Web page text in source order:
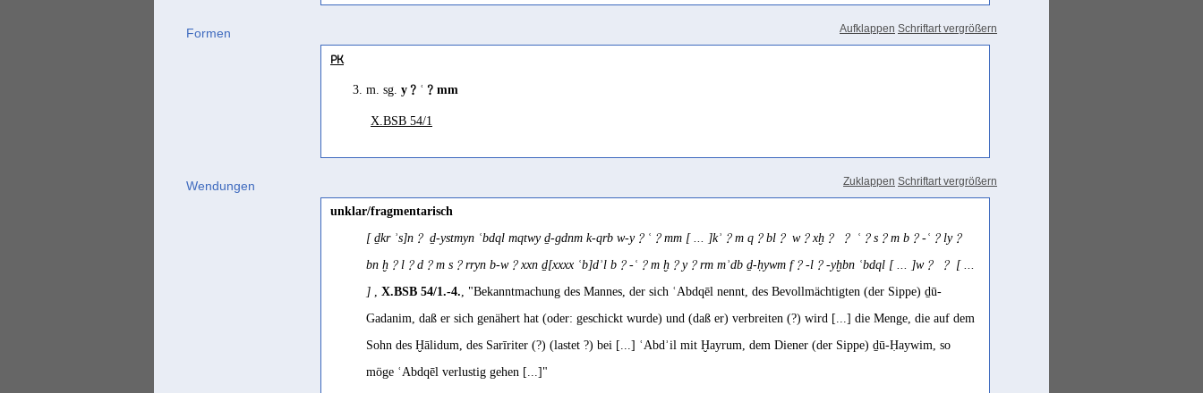
Minäisch
irrigated territory (?)
irrigated territory, land to be soaked (?)
Arbach/Rossi 2022 31
large, wide
Mazzini 2022a 135 Fn. 26
par année
Formen Aufklappen Schriftart vergrößern
PK
3. m. sg. y﹖ʿ﹖mm
X.BSB 54/1
Wendungen Zuklappen Schriftart vergrößern
unklar/fragmentarisch
[ ḏkr ʾs]n﹖ ḏ-ystmyn ʿbdql mqtwy ḏ-gdnm k-qrb w-y﹖ʿ﹖mm [ ... ]kʾ﹖m q﹖bl﹖ w﹖xḫ﹖ ﹖ ʿ﹖s﹖m b﹖-ʿ﹖ly﹖
bn ḫ﹖l﹖d﹖m s﹖rryn b-w﹖xxn ḏ[xxxx ʿb]dʾl b﹖-ʿ﹖m ḫ﹖y﹖rm mʾdb ḏ-ḥywm f﹖-l﹖-yḫbn ʿbdql [ ... ]w﹖ ﹖ [ ...
] , X.BSB 54/1.-4., "Bekanntmachung des Mannes, der sich ʿAbdqēl nennt, des Bevollmächtigten (der Sippe) ḏū-
Gadanim, daß er sich genähert hat (oder: geschickt wurde) und (daß er) verbreiten (?) wird [...] die Menge, die auf dem
Sohn des Ḫālidum, des Sarīriter (?) (lastet ?) bei [...] ʿAbdʾil mit Ḫayrum, dem Diener (der Sippe) ḏū-Ḥaywim, so
möge ʿAbdqēl verlustig gehen [...]"